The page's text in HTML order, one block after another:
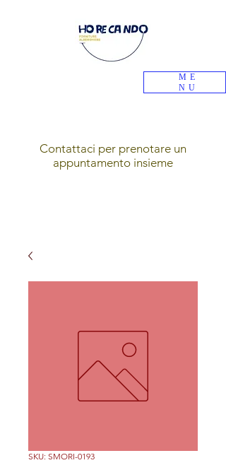
Contattaci per prenotare un
appuntamento insieme
ME
NU
SKU: SMORI-0193